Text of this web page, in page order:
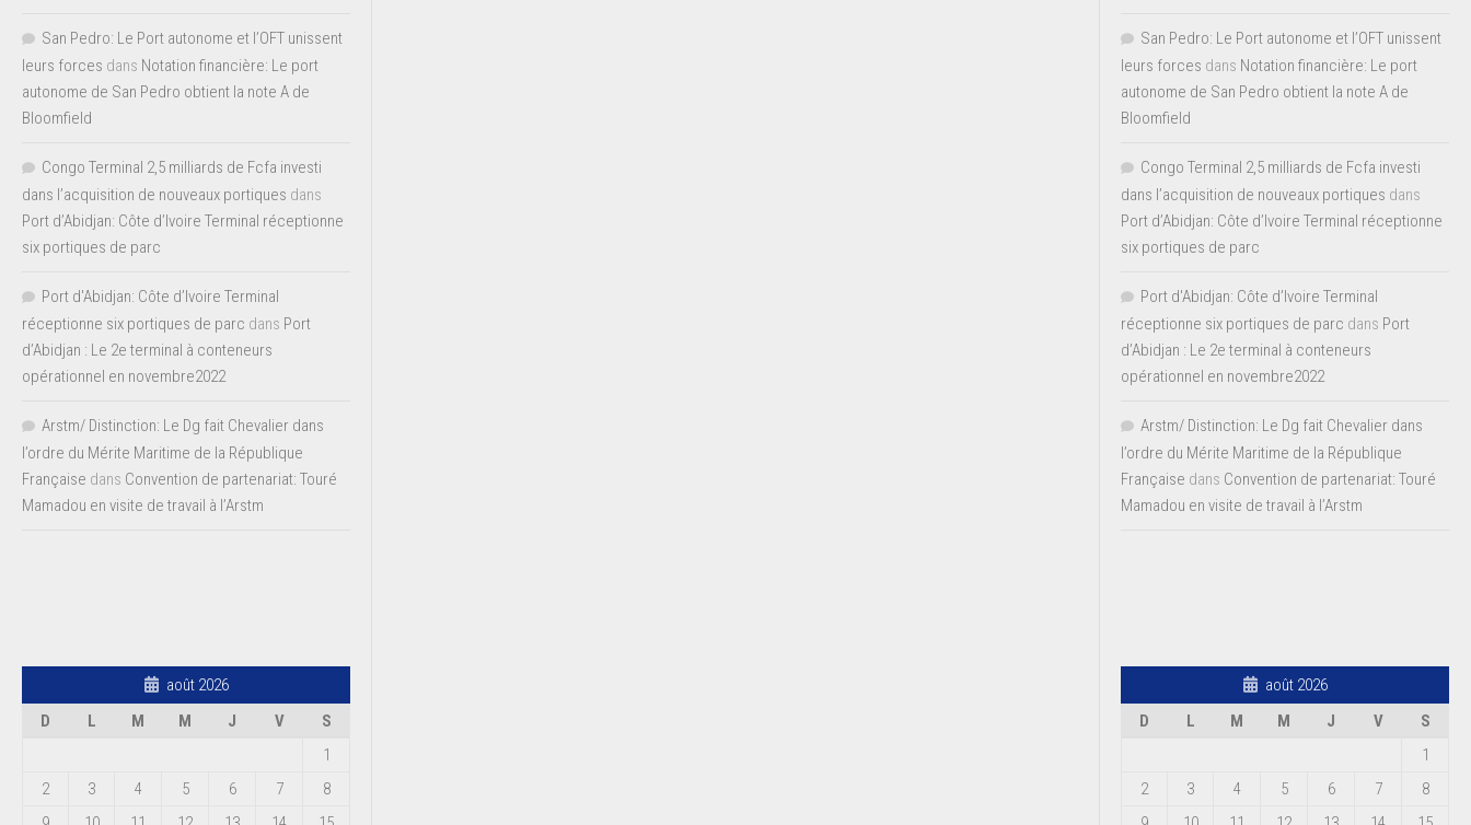
San Pedro: Le Port autonome et l’OFT unissent
leurs forces dans Notation financière: Le port
autonome de San Pedro obtient la note A de
Bloomfield
Congo Terminal 2,5 milliards de Fcfa investi
dans l’acquisition de nouveaux portiques dans
Port d’Abidjan: Côte d’Ivoire Terminal réceptionne
six portiques de parc
Port d'Abidjan: Côte d’Ivoire Terminal
réceptionne six portiques de parc dans Port
d’Abidjan : Le 2e terminal à conteneurs
opérationnel en novembre2022
Arstm/ Distinction: Le Dg fait Chevalier dans
l’ordre du Mérite Maritime de la République
Française dans Convention de partenariat: Touré
Mamadou en visite de travail à l’Arstm
août 2026
D
L M M J V
S
1
2
3 4 5 6 7
8
San Pedro: Le Port autonome et l’OFT unissent
leurs forces dans Notation financière: Le port
autonome de San Pedro obtient la note A de
Bloomfield
Congo Terminal 2,5 milliards de Fcfa investi
dans l’acquisition de nouveaux portiques dans
Port d’Abidjan: Côte d’Ivoire Terminal réceptionne
six portiques de parc
Port d'Abidjan: Côte d’Ivoire Terminal
réceptionne six portiques de parc dans Port
d’Abidjan : Le 2e terminal à conteneurs
opérationnel en novembre2022
Arstm/ Distinction: Le Dg fait Chevalier dans
l’ordre du Mérite Maritime de la République
Française dans Convention de partenariat: Touré
Mamadou en visite de travail à l’Arstm
août 2026
D
L M M J V
S
1
2
3 4 5 6 7
8